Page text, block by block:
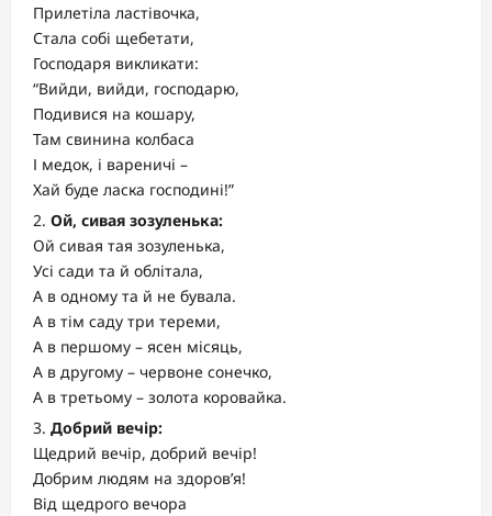
Прилетіла ластівочка,
Стала собі щебетати,
Господаря викликати:
“Вийди, вийди, господарю,
Подивися на кошару,
Там свинина колбаса
І медок, і вареничі –
Хай буде ласка господині!”
Ой, сивая зозуленька:
Ой сивая тая зозуленька,
Усі сади та й облітала,
А в одному та й не бувала.
А в тім саду три тереми,
А в першому – ясен місяць,
А в другому – червоне сонечко,
А в третьому – золота коровайка.
Добрий вечір:
Щедрий вечір, добрий вечір!
Добрим людям на здоров’я!
Від щедрого вечора